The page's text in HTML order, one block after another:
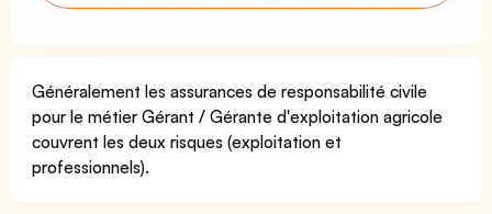
Généralement les assurances de responsabilité civile
pour le métier Gérant / Gérante d'exploitation agricole
couvrent les deux risques (exploitation et
professionnels).